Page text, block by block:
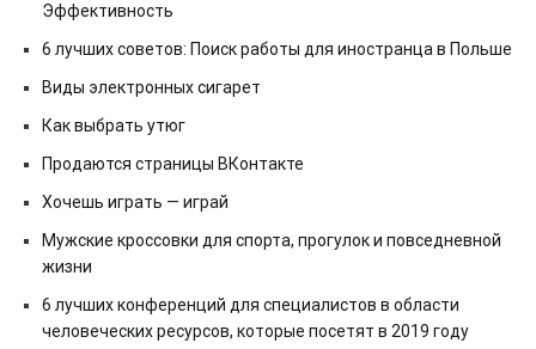
Эффективность
6 лучших советов: Поиск работы для иностранца в Польше
Виды электронных сигарет
Как выбрать утюг
Продаются страницы ВКонтакте
Хочешь играть — играй
Мужские кроссовки для спорта, прогулок и повседневной
жизни
6 лучших конференций для специалистов в области
человеческих ресурсов, которые посетят в 2019 году